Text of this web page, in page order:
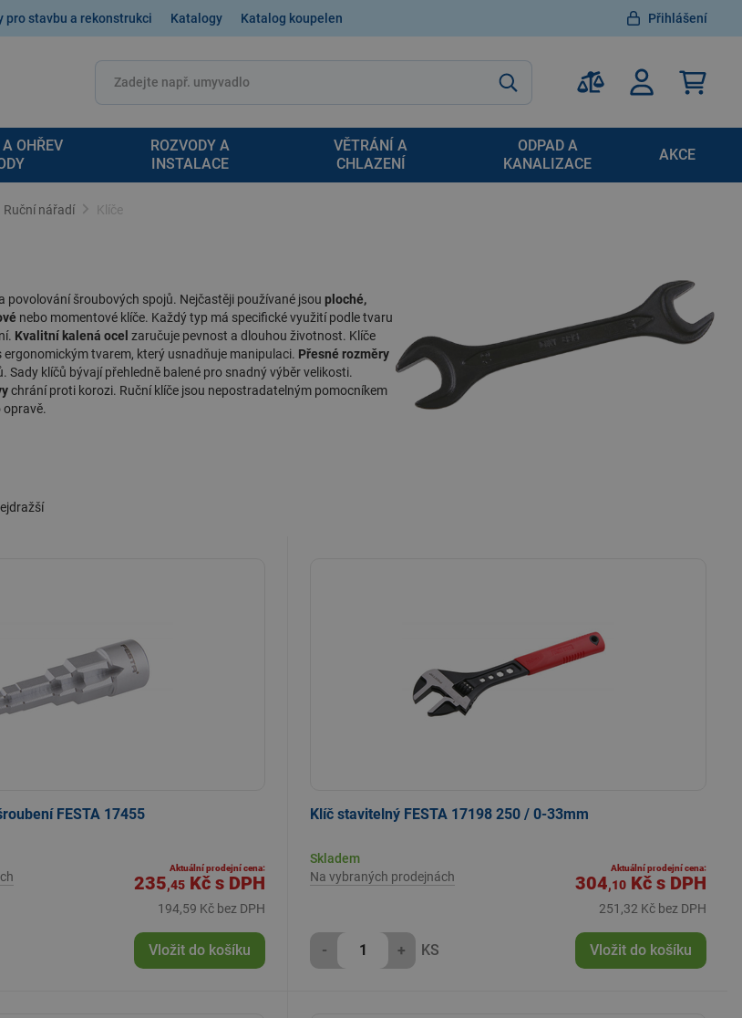
pro stavbu a rekonstrukci Katalogy Katalog koupelen Přihlášení
OHŘEV
ROZVODY A
INSTALACE
VĚTRÁNÍ A
CHLAZENÍ
ODPAD A
KANALIZACE
AKCE
Ruční nářadí Klíče
povolování šroubových spojů. Nejčastěji používané jsou ploché,
nebo momentové klíče. Každý typ má specifické využití podle tvaru
Kvalitní kalená ocel zaručuje pevnost a dlouhou životnost. Klíče
ergonomickým tvarem, který usnadňuje manipulaci. Přesné rozměry
Sady klíčů bývají přehledně balené pro snadný výběr velikosti.
chrání proti korozi. Ruční klíče jsou nepostradatelným pomocníkem
opravě.
FESTA 17455
Aktuální prodejní cena:
235,45 Kč s DPH
194,59 Kč bez DPH
Vložit do košíku
Klíč stavitelný FESTA 17198 250 / 0-33mm
Skladem
Na vybraných prodejnách
Aktuální prodejní cena:
304,10 Kč s DPH
251,32 Kč bez DPH
- + KS Vložit do košíku